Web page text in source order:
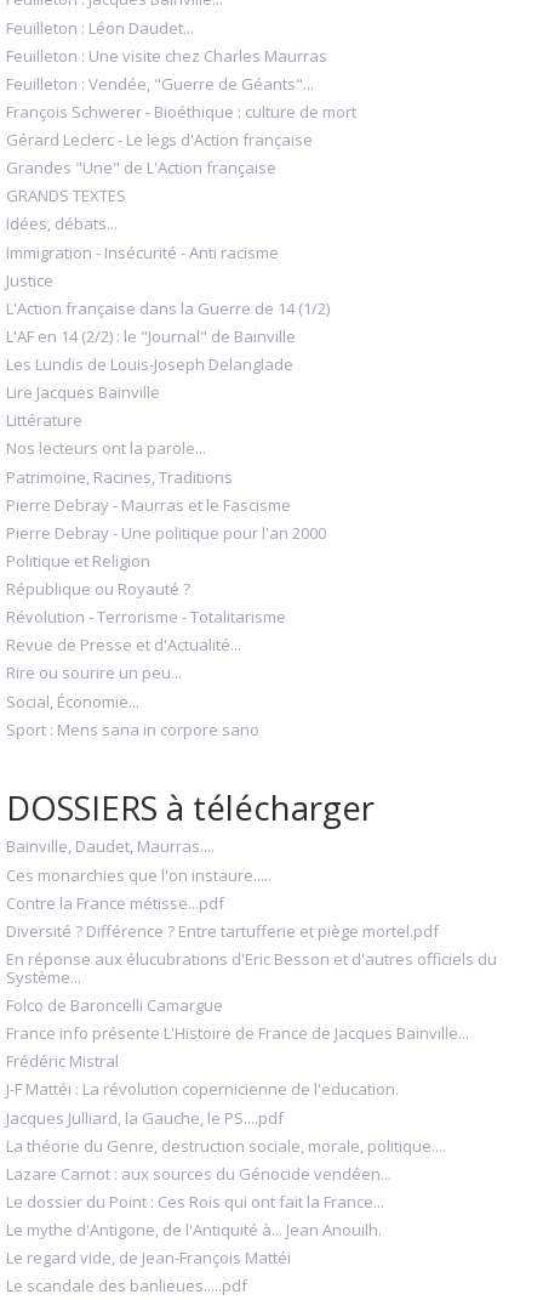
Feuilleton : Léon Daudet...
Feuilleton : Une visite chez Charles Maurras
Feuilleton : Vendée, "Guerre de Géants"...
François Schwerer - Bioéthique : culture de mort
Gérard Leclerc - Le legs d'Action française
Grandes "Une" de L'Action française
GRANDS TEXTES
Idées, débats...
Immigration - Insécurité - Anti racisme
Justice
L'Action française dans la Guerre de 14 (1/2)
L'AF en 14 (2/2) : le "Journal" de Bainville
Les Lundis de Louis-Joseph Delanglade
Lire Jacques Bainville
Littérature
Nos lecteurs ont la parole...
Patrimoine, Racines, Traditions
Pierre Debray - Maurras et le Fascisme
Pierre Debray - Une politique pour l'an 2000
Politique et Religion
République ou Royauté ?
Révolution - Terrorisme - Totalitarisme
Revue de Presse et d'Actualité...
Rire ou sourire un peu...
Social, Économie...
Sport : Mens sana in corpore sano
DOSSIERS à télécharger
Bainville, Daudet, Maurras....
Ces monarchies que l'on instaure.....
Contre la France métisse...pdf
Diversité ? Différence ? Entre tartufferie et piège mortel.pdf
En réponse aux élucubrations d'Eric Besson et d'autres officiels du
Système...
Folco de Baroncelli Camargue
France info présente L'Histoire de France de Jacques Bainville...
Frédéric Mistral
J-F Mattéi : La révolution copernicienne de l'education.
Jacques Julliard, la Gauche, le PS....pdf
La théorie du Genre, destruction sociale, morale, politique....
Lazare Carnot : aux sources du Génocide vendéen...
Le dossier du Point : Ces Rois qui ont fait la France...
Le mythe d'Antigone, de l'Antiquité à... Jean Anouilh.
Le regard vide, de Jean-François Mattéi
Le scandale des banlieues.....pdf